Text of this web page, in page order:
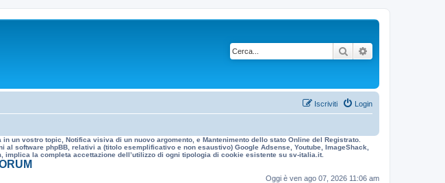
Cerca
Login
Iscriviti
vostro topic, Notifica visiva di un nuovo argomento, e Mantenimento dello stato Online del Registrato.
software phpBB, relativi a (titolo esemplificativo e non esaustivo) Google Adsense, Youtube, ImageShack,
la completa accettazione dell’utilizzo di ogni tipologia di cookie esistente su sv-italia.it.
Oggi è ven ago 07, 2026 11:06 am